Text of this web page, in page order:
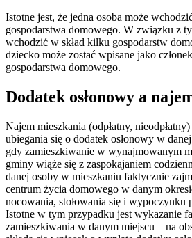
Istotne jest, że jedna osoba może
gospodarstwa domowego. W związku z
wchodzić w skład kilku gospodarstw
dziecko może zostać wpisane jako
gospodarstwa domowego.
Dodatek osłonowy a
Najem mieszkania (odpłatny,
ubiegania się o dodatek osłonowy w
gdy zamieszkiwanie w wynajmowanym
gminy wiąże się z zaspokajaniem
danej osoby w mieszkaniu faktycznie
centrum życia domowego w danym
nocowania, stołowania się i wypoczynku
Istotne w tym przypadku jest wykazanie
zamieszkiwania w danym miejscu – na